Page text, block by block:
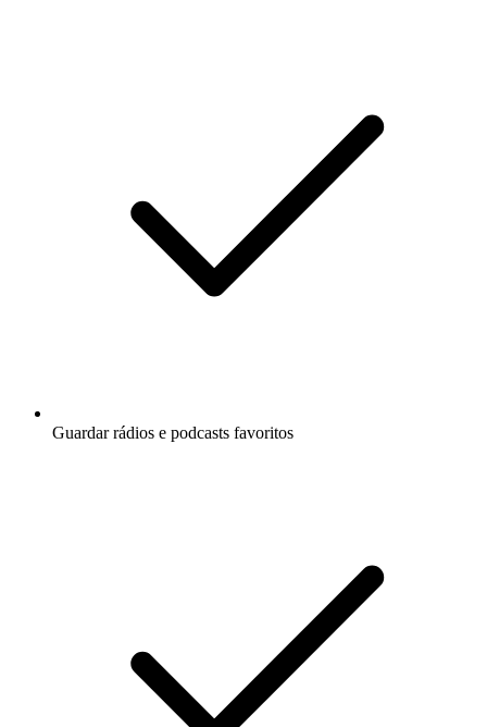
Guardar rádios e podcasts favoritos